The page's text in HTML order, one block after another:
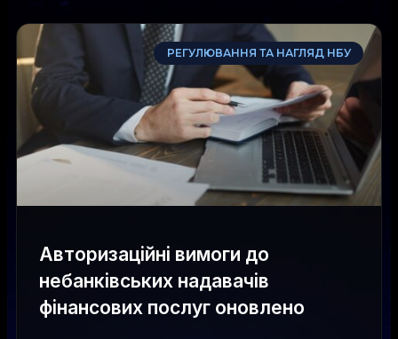
РЕГУЛЮВАННЯ ТА НАГЛЯД НБУ
Авторизаційні вимоги до
небанківських надавачів
фінансових послуг оновлено